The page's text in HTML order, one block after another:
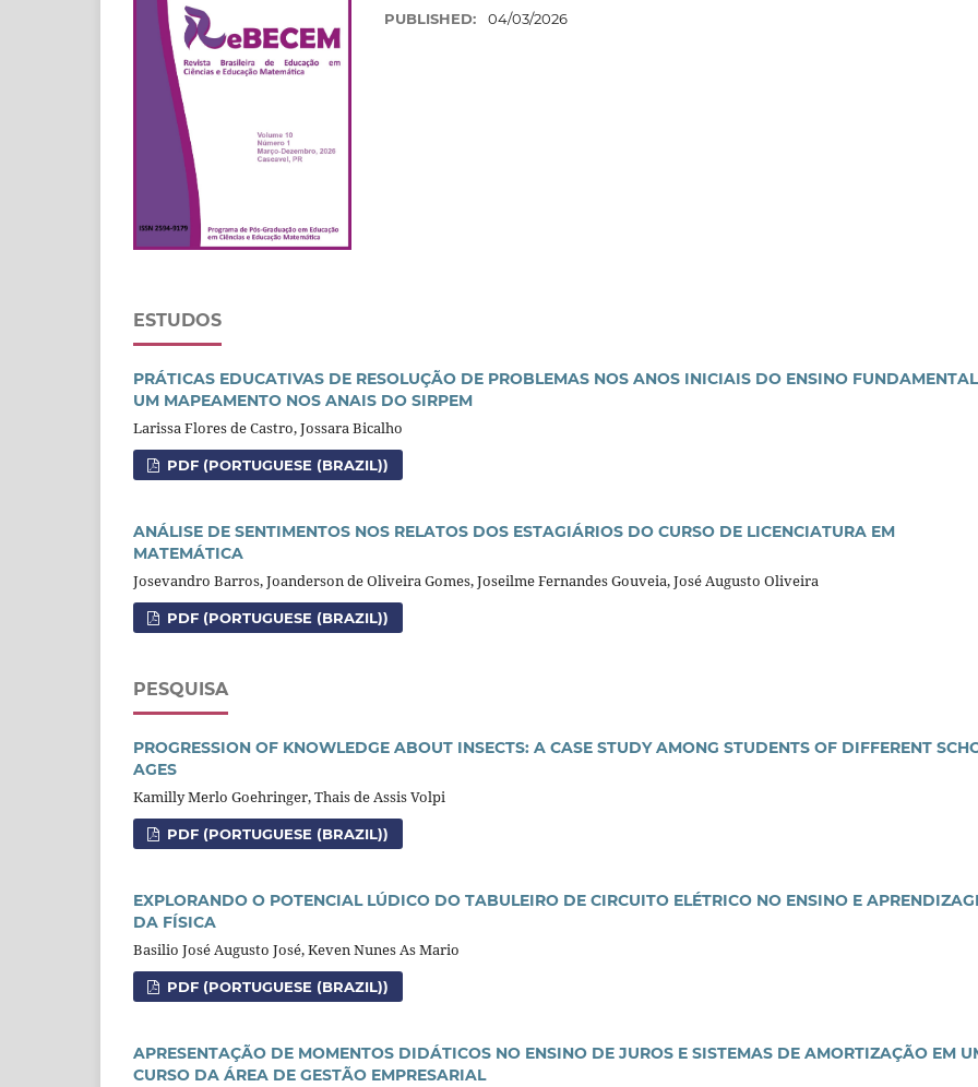
PUBLISHED: 04/03/2026
ESTUDOS
PRÁTICAS EDUCATIVAS DE RESOLUÇÃO DE PROBLEMAS NOS ANOS INICIAIS DO ENSINO
UM MAPEAMENTO NOS ANAIS DO SIRPEM
Larissa Flores de Castro, Jossara Bicalho
PDF (PORTUGUESE (BRAZIL))
ANÁLISE DE SENTIMENTOS NOS RELATOS DOS ESTAGIÁRIOS DO CURSO DE LICENCIATURA EM
MATEMÁTICA
Josevandro Barros, Joanderson de Oliveira Gomes, Joseilme Fernandes Gouveia, José Augusto Oliveira
PDF (PORTUGUESE (BRAZIL))
PESQUISA
PROGRESSION OF KNOWLEDGE ABOUT INSECTS: A CASE STUDY AMONG STUDENTS OF DIFFERENT
AGES
Kamilly Merlo Goehringer, Thais de Assis Volpi
PDF (PORTUGUESE (BRAZIL))
EXPLORANDO O POTENCIAL LÚDICO DO TABULEIRO DE CIRCUITO ELÉTRICO NO ENSINO E
DA FÍSICA
Basilio José Augusto José, Keven Nunes As Mario
PDF (PORTUGUESE (BRAZIL))
APRESENTAÇÃO DE MOMENTOS DIDÁTICOS NO ENSINO DE JUROS E SISTEMAS DE AMORTIZAÇÃO EM
CURSO DA ÁREA DE GESTÃO EMPRESARIAL